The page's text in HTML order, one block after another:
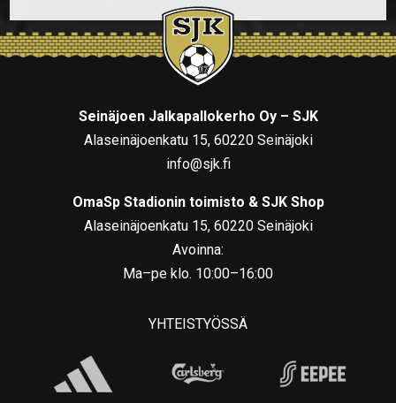
Seinäjoen Jalkapallokerho Oy – SJK
Alaseinäjoenkatu 15, 60220 Seinäjoki
info@sjk.fi
OmaSp Stadionin toimisto & SJK Shop
Alaseinäjoenkatu 15, 60220 Seinäjoki
Avoinna:
Ma–pe klo. 10:00–16:00
YHTEISTYÖSSÄ